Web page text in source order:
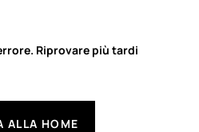
Riprovare più tardi
ALLA HOME